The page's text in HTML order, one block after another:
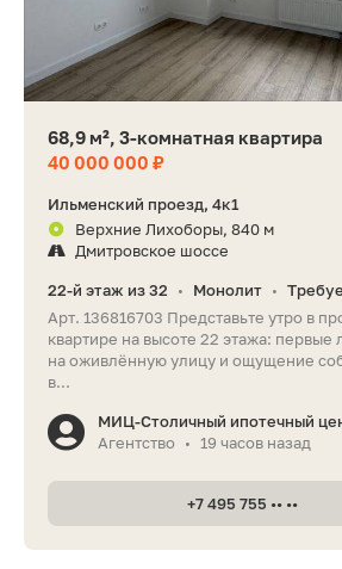
68,9 м², 3-комнатная квартира
40 000 000 ₽
Ильменский проезд, 4к1
Верхние Лихоборы, 840 м
Дмитровское шоссе
22-й этаж из 32 • Монолит •
Арт. 136816703 Представьте утро в
квартире на высоте 22 этажа: первые
на оживлённую улицу и ощущение
в...
МИЦ-Столичный ипотечный
Агентство
• 19 часов назад
+7 495 755 •• ••